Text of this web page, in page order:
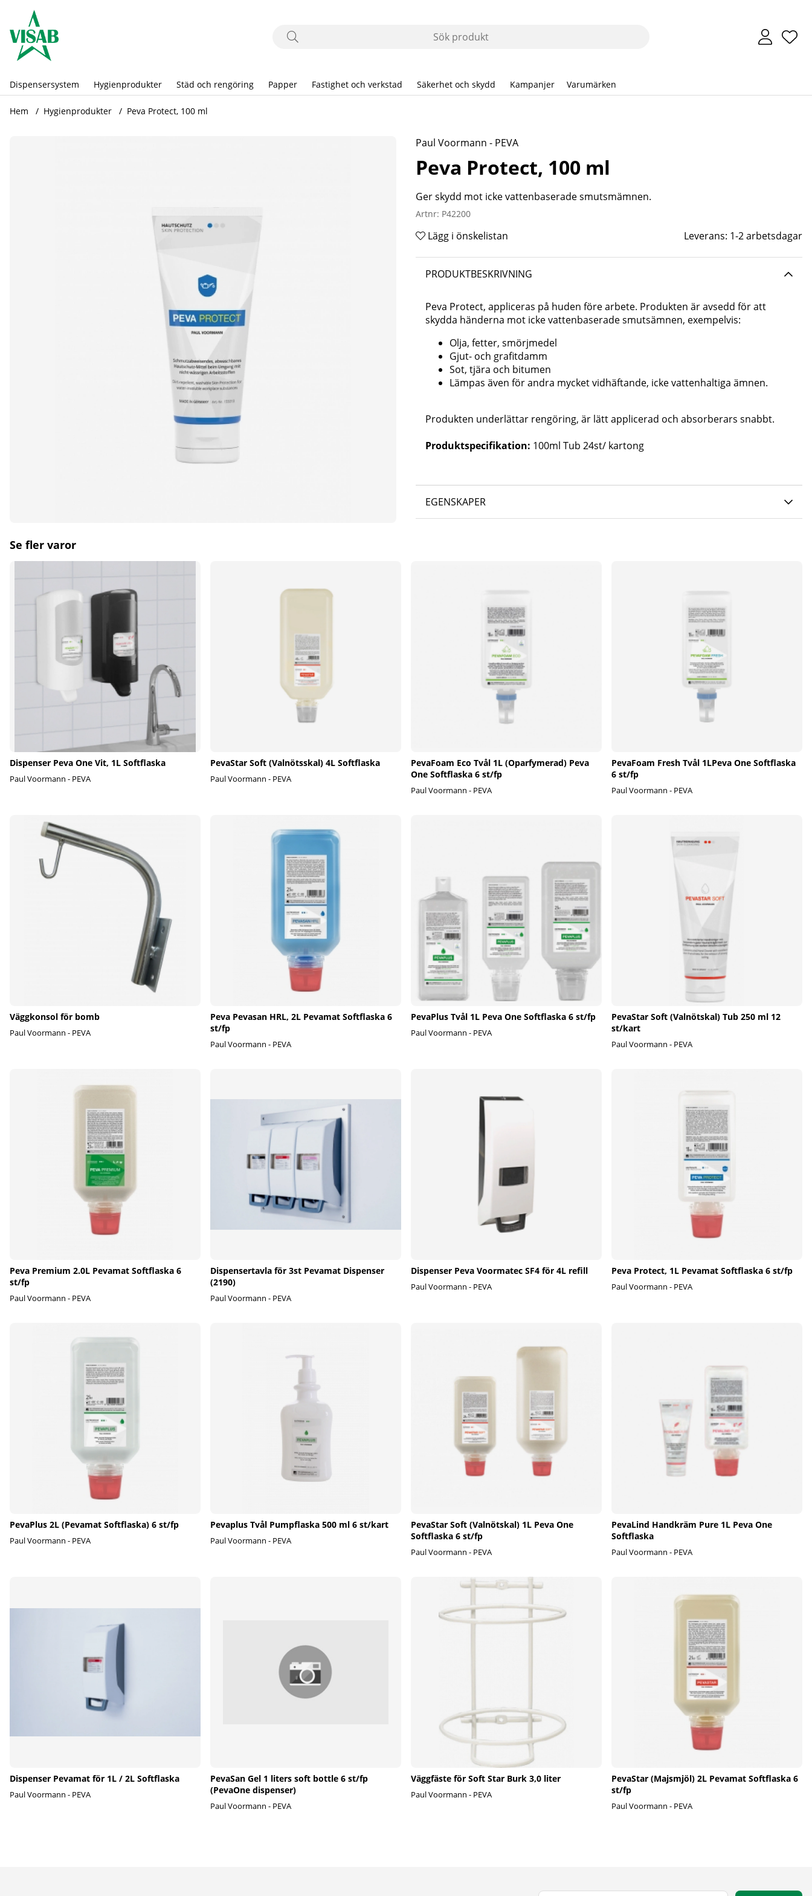
.
Dispensersystem Hygienprodukter Städ och rengöring Papper Fastighet och verkstad Säkerhet och skydd Kampanjer Varumärken
Hem Hygienprodukter Peva Protect, 100 ml
Paul Voormann - PEVA
Peva Protect, 100 ml
Ger skydd mot icke vattenbaserade smutsmämnen.
Artnr: P42200
Lägg i önskelistan Leverans: 1-2 arbetsdagar
PRODUKTBESKRIVNING
Peva Protect, appliceras på huden före arbete. Produkten är avsedd för att
skydda händerna mot icke vattenbaserade smutsämnen, exempelvis:
Olja, fetter, smörjmedel
Gjut- och grafitdamm
Sot, tjära och bitumen
Lämpas även för andra mycket vidhäftande, icke vattenhaltiga ämnen.
Produkten underlättar rengöring, är lätt applicerad och absorberars snabbt.
Produktspecifikation: 100ml Tub 24st/ kartong
EGENSKAPER
Se fler varor
Dispenser Peva One Vit, 1L Softflaska
Paul Voormann - PEVA
PevaStar Soft (Valnötsskal) 4L Softflaska
Paul Voormann - PEVA
PevaFoam Eco Tvål 1L (Oparfymerad) Peva
One Softflaska 6 st/fp
Paul Voormann - PEVA
PevaFoam Fresh Tvål 1LPeva One Softflaska
6 st/fp
Paul Voormann - PEVA
Väggkonsol för bomb
Paul Voormann - PEVA
Peva Pevasan HRL, 2L Pevamat Softflaska 6
st/fp
Paul Voormann - PEVA
PevaPlus Tvål 1L Peva One Softflaska 6 st/fp
Paul Voormann - PEVA
PevaStar Soft (Valnötskal) Tub 250 ml 12
st/kart
Paul Voormann - PEVA
Peva Premium 2.0L Pevamat Softflaska 6
st/fp
Paul Voormann - PEVA
Dispensertavla för 3st Pevamat Dispenser
(2190)
Paul Voormann - PEVA
Dispenser Peva Voormatec SF4 för 4L refill
Paul Voormann - PEVA
Peva Protect, 1L Pevamat Softflaska 6 st/fp
Paul Voormann - PEVA
PevaPlus 2L (Pevamat Softflaska) 6 st/fp
Paul Voormann - PEVA
Pevaplus Tvål Pumpflaska 500 ml 6 st/kart
Paul Voormann - PEVA
PevaStar Soft (Valnötskal) 1L Peva One
Softflaska 6 st/fp
Paul Voormann - PEVA
PevaLind Handkräm Pure 1L Peva One
Softflaska
Paul Voormann - PEVA
Dispenser Pevamat för 1L / 2L Softflaska
Paul Voormann - PEVA
PevaSan Gel 1 liters soft bottle 6 st/fp
(PevaOne dispenser)
Paul Voormann - PEVA
Väggfäste för Soft Star Burk 3,0 liter
Paul Voormann - PEVA
PevaStar (Majsmjöl) 2L Pevamat Softflaska 6
st/fp
Paul Voormann - PEVA